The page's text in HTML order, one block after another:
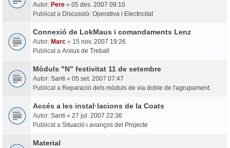
Autor: Pere « 05 des. 2007 09:10
Publicat a Discussió: Operativa i Electricitat
Connexió de LokMaus i comandaments Lenz
Autor: Marc « 15 nov. 2007 19:26
Publicat a Arxius de Treball
Mòduls "N" festivitat 11 de setembre
Autor: Santi « 05 set. 2007 07:47
Publicat a Reparació dels mòduls de via doble de l'agrupament.
Accés a les instal·lacions de la Coats
Autor: Santi « 27 jul. 2007 22:36
Publicat a Situació i avanços del Projecte
Material